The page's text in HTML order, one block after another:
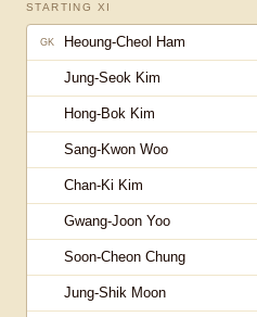
STARTING XI
GK Heoung-Cheol Ham
Jung-Seok Kim
Hong-Bok Kim
Sang-Kwon Woo
Chan-Ki Kim
Gwang-Joon Yoo
Soon-Cheon Chung
Jung-Shik Moon